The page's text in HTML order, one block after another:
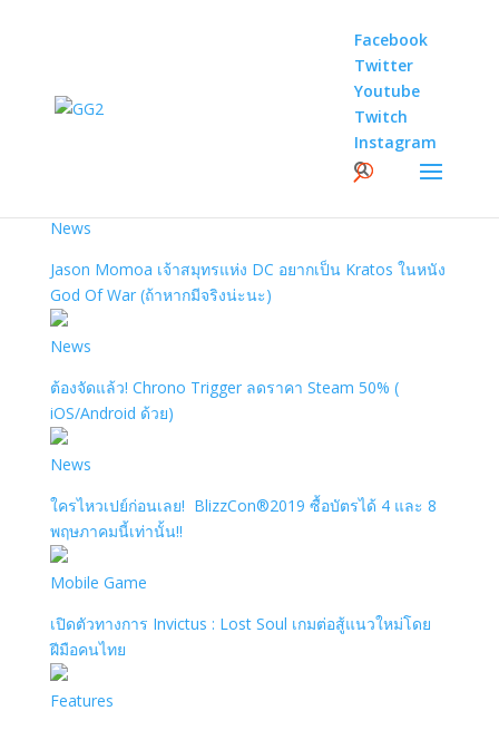
Facebook
Twitter
Youtube
Twitch
Instagram
News
Jason Momoa เจ้าสมุทรแห่ง DC อยากเป็น Kratos ในหนัง
God Of War (ถ้าหากมีจริงน่ะนะ)
News
ต้องจัดแล้ว! Chrono Trigger ลดราคา Steam 50% (
iOS/Android ด้วย)
News
ใครไหวเปย์ก่อนเลย! BlizzCon®2019 ซื้อบัตรได้ 4 และ 8
พฤษภาคมนี้เท่านั้น!!
Mobile Game
เปิดตัวทางการ Invictus : Lost Soul เกมต่อสู้แนวใหม่โดย
ฝีมือคนไทย
Features